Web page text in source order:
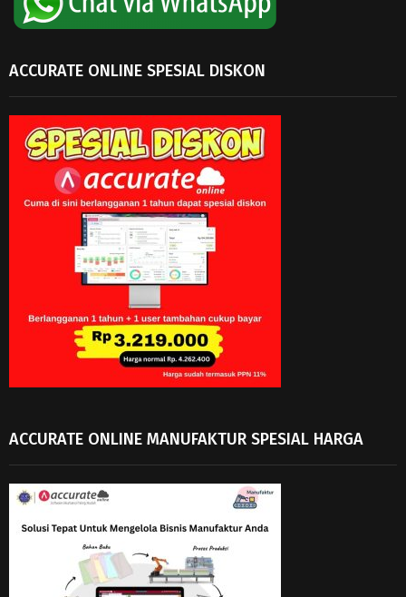
ACCURATE ONLINE SPESIAL DISKON
ACCURATE ONLINE MANUFAKTUR SPESIAL HARGA